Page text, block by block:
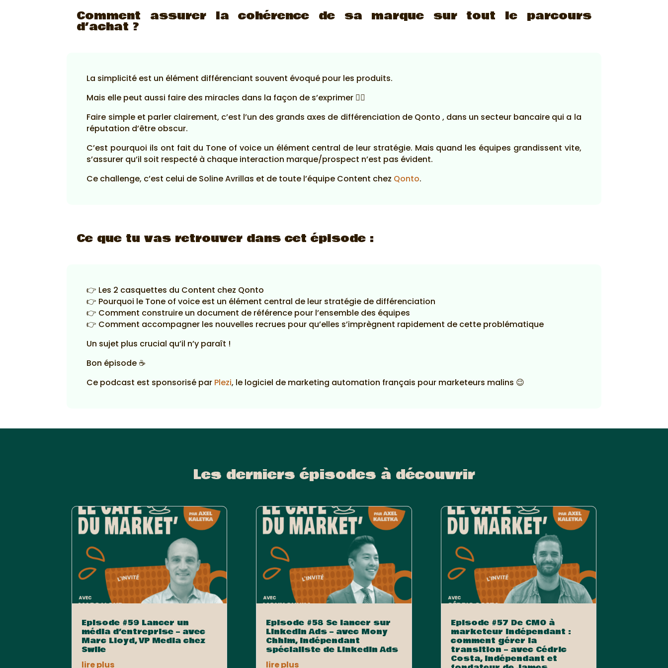
Comment assurer la cohérence de sa marque sur tout le parcours
d’achat ?
La simplicité est un élément différenciant souvent évoqué pour les produits.
Mais elle peut aussi faire des miracles dans la façon de s’exprimer 🧙‍♂️
Faire simple et parler clairement, c’est l’un des grands axes de différenciation de Qonto , dans un secteur bancaire qui a la
réputation d’être obscur.
C’est pourquoi ils ont fait du Tone of voice un élément central de leur stratégie. Mais quand les équipes grandissent vite,
s’assurer qu’il soit respecté à chaque interaction marque/prospect n’est pas évident.
Ce challenge, c’est celui de Soline Avrillas et de toute l’équipe Content chez Qonto.
Ce que tu vas retrouver dans cet épisode :
👉 Les 2 casquettes du Content chez Qonto
👉 Pourquoi le Tone of voice est un élément central de leur stratégie de différenciation
👉 Comment construire un document de référence pour l’ensemble des équipes
👉 Comment accompagner les nouvelles recrues pour qu’elles s’imprègnent rapidement de cette problématique
Un sujet plus crucial qu’il n’y paraît !
Bon épisode ☕
Ce podcast est sponsorisé par Plezi, le logiciel de marketing automation français pour marketeurs malins 😉
Les derniers épisodes à découvrir
Episode #59 Lancer un
média d’entreprise – avec
Marc Lloyd, VP Media chez
Swile
lire plus
Episode #58 Se lancer sur
LinkedIn Ads – avec Mony
Chhim, indépendant
spécialiste de LinkedIn Ads
lire plus
Episode #57 De CMO à
marketeur indépendant :
comment gérer la
transition – avec Cédric
Costa, indépendant et